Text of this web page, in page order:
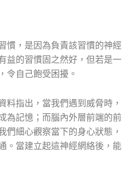
慣，是因為負責該習慣的神經
益的習慣固之然好，但若是一
令自己飽受困擾。
料指出，當我們遇到威脅時，
為記憶；而腦內外層前端的前
們細心觀察當下的身心狀態，
。當建立起這神經網絡後，能